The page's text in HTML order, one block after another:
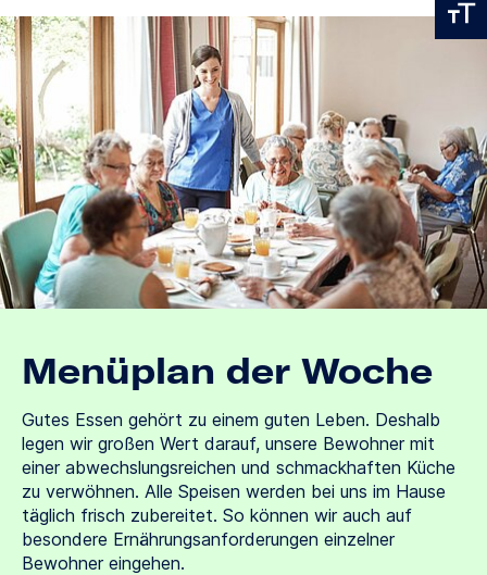
Menüplan der Woche
Gutes Essen gehört zu einem guten Leben. Deshalb
legen wir großen Wert darauf, unsere Bewohner mit
einer abwechslungsreichen und schmackhaften Küche
zu verwöhnen. Alle Speisen werden bei uns im Hause
täglich frisch zubereitet. So können wir auch auf
besondere Ernährungsanforderungen einzelner
Bewohner eingehen.